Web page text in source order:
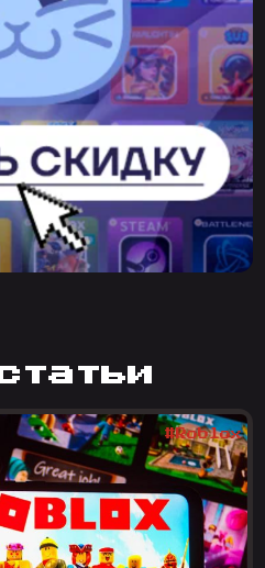
#Roblox